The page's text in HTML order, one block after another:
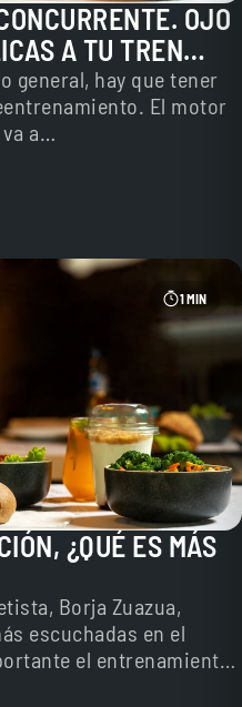
OJO
A TU TREN
general, hay que tener
El motor
a…
1 MIN
¿QUÉ ES MÁS
Borja Zuazua,
escuchadas en el
el entrenamiento